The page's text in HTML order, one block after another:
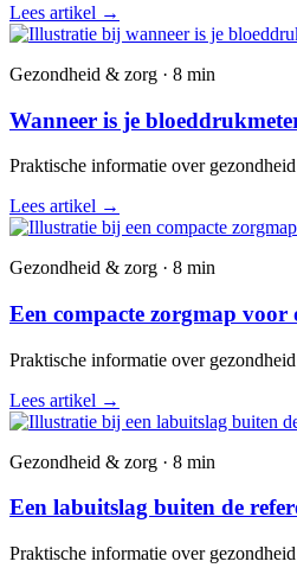
Lees artikel →
Gezondheid & zorg · 8 min
Wanneer is je
Praktische informatie over
Lees artikel →
Gezondheid & zorg · 8 min
Een compacte zorgmap voor
Praktische informatie over
Lees artikel →
Gezondheid & zorg · 8 min
Een labuitslag buiten de
Praktische informatie over